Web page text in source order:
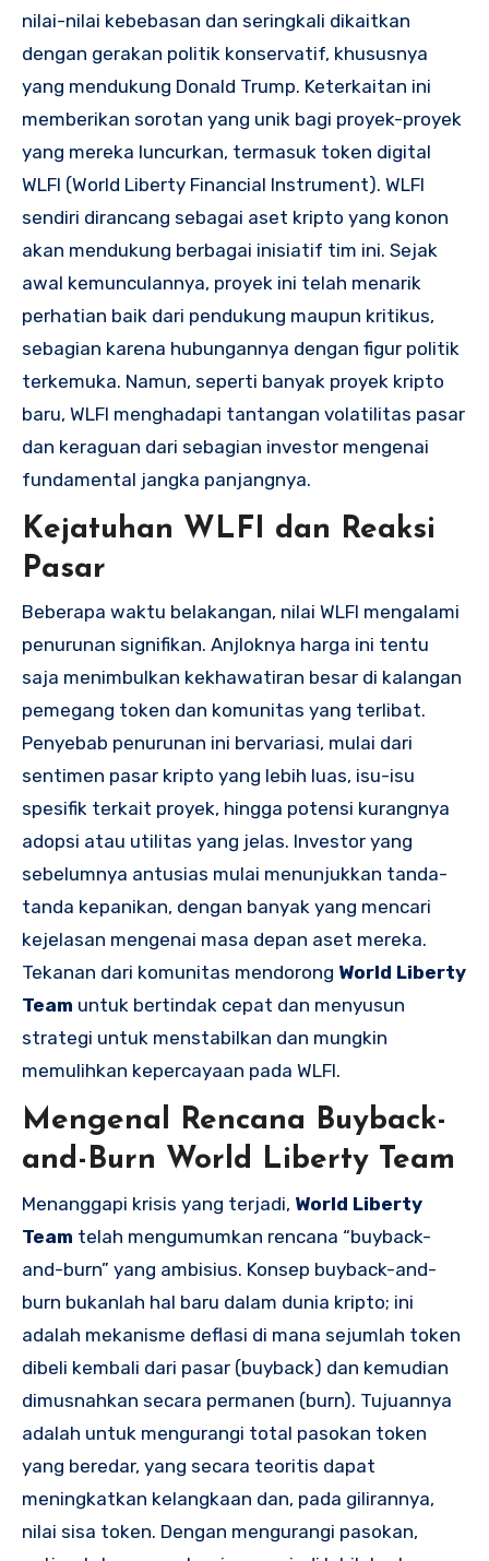
nilai-nilai kebebasan dan seringkali dikaitkan
dengan gerakan politik konservatif, khususnya
yang mendukung Donald Trump. Keterkaitan ini
memberikan sorotan yang unik bagi proyek-proyek
yang mereka luncurkan, termasuk token digital
WLFI (World Liberty Financial Instrument). WLFI
sendiri dirancang sebagai aset kripto yang konon
akan mendukung berbagai inisiatif tim ini. Sejak
awal kemunculannya, proyek ini telah menarik
perhatian baik dari pendukung maupun kritikus,
sebagian karena hubungannya dengan figur politik
terkemuka. Namun, seperti banyak proyek kripto
baru, WLFI menghadapi tantangan volatilitas pasar
dan keraguan dari sebagian investor mengenai
fundamental jangka panjangnya.
Kejatuhan WLFI dan Reaksi
Pasar
Beberapa waktu belakangan, nilai WLFI mengalami
penurunan signifikan. Anjloknya harga ini tentu
saja menimbulkan kekhawatiran besar di kalangan
pemegang token dan komunitas yang terlibat.
Penyebab penurunan ini bervariasi, mulai dari
sentimen pasar kripto yang lebih luas, isu-isu
spesifik terkait proyek, hingga potensi kurangnya
adopsi atau utilitas yang jelas. Investor yang
sebelumnya antusias mulai menunjukkan tanda-
tanda kepanikan, dengan banyak yang mencari
kejelasan mengenai masa depan aset mereka.
Tekanan dari komunitas mendorong World Liberty
Team untuk bertindak cepat dan menyusun
strategi untuk menstabilkan dan mungkin
memulihkan kepercayaan pada WLFI.
Mengenal Rencana Buyback-
and-Burn World Liberty Team
Menanggapi krisis yang terjadi, World Liberty
Team telah mengumumkan rencana “buyback-
and-burn” yang ambisius. Konsep buyback-and-
burn bukanlah hal baru dalam dunia kripto; ini
adalah mekanisme deflasi di mana sejumlah token
dibeli kembali dari pasar (buyback) dan kemudian
dimusnahkan secara permanen (burn). Tujuannya
adalah untuk mengurangi total pasokan token
yang beredar, yang secara teoritis dapat
meningkatkan kelangkaan dan, pada gilirannya,
nilai sisa token. Dengan mengurangi pasokan,